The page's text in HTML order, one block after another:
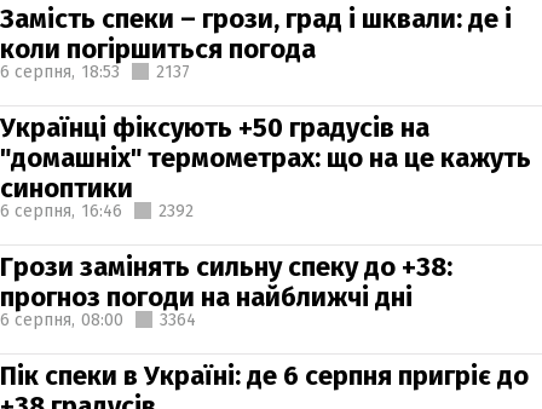
Замість спеки – грози, град і шквали: де і
коли погіршиться погода
6 серпня, 18:53 2137
Українці фіксують +50 градусів на
"домашніх" термометрах: що на це кажуть
синоптики
6 серпня, 16:46 2392
Грози замінять сильну спеку до +38:
прогноз погоди на найближчі дні
6 серпня, 08:00 3364
Пік спеки в Україні: де 6 серпня пригріє до